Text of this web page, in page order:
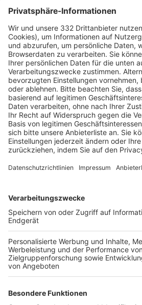
HÄUFIG BESUCHTE SEITEN
Pässe und Vereinswechsel
Trainerausbildung
Schulungsangebot Vereinsmitarbeiter
BFV-Geschäftsstellen
Trainerbörse
Login SpielPlus
FOLGE DEM BFV
TOP-VEREINE
TOP-PARTNER